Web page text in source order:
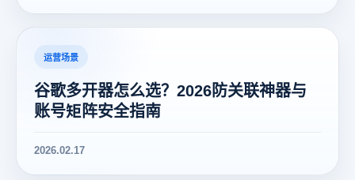
运营场景
谷歌多开器怎么选？2026防关联神器与
账号矩阵安全指南
2026.02.17